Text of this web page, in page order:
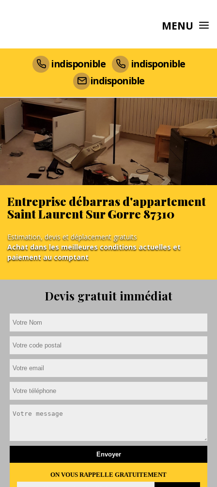
MENU
indisponible
indisponible
indisponible
Entreprise débarras d'appartement
Saint Laurent Sur Gorre 87310
Estimation, devis et déplacement gratuits
Achat dans les meilleures conditions actuelles et
paiement au comptant
Devis gratuit immédiat
ON VOUS RAPPELLE GRATUITEMENT